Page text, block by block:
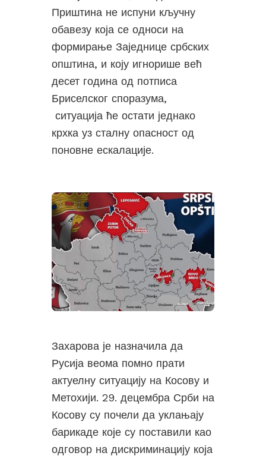
Приштина не испуни кључну
обавезу која се односи на
формирање Заједнице србских
општина, и коју игнорише већ
десет година од потписа
Бриселског споразума,
ситуација ће остати једнако
крхка уз сталну опасност од
поновне ескалације.
Захарова је назначила да
Русија веома помно прати
актуелну ситуацију на Косову и
Метохији. 29. децембра Срби на
Косову су почели да уклањају
барикаде које су поставили као
одговор на дискриминацију која